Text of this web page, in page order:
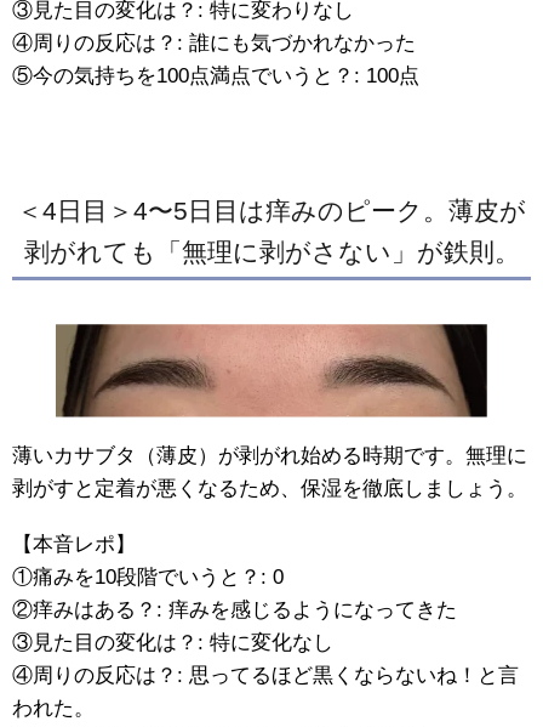
③見た目の変化は？: 特に変わりなし
④周りの反応は？: 誰にも気づかれなかった
⑤今の気持ちを100点満点でいうと？: 100点
＜4日目＞4〜5日目は痒みのピーク。薄皮が
剥がれても「無理に剥がさない」が鉄則。
薄いカサブタ（薄皮）が剥がれ始める時期です。無理に
剥がすと定着が悪くなるため、保湿を徹底しましょう。
【本音レポ】
①痛みを10段階でいうと？: 0
②痒みはある？: 痒みを感じるようになってきた
③見た目の変化は？: 特に変化なし
④周りの反応は？: 思ってるほど黒くならないね！と言
われた。